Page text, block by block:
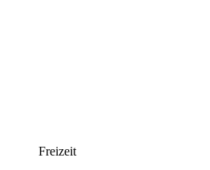
Freizeit